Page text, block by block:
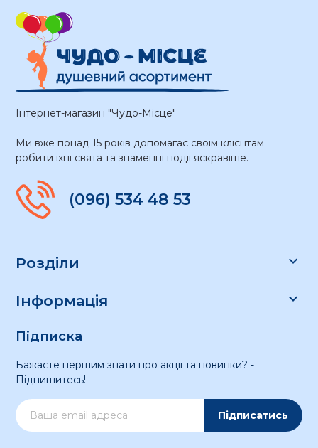
Інтернет-магазин "Чудо-Місце"
Ми вже понад 15 років допомагає своїм клієнтам
робити їхні свята та знаменні події яскравіше.
(096) 534 48 53
Розділи 
Інформація 
Підписка
Бажаєте першим знати про акції та новинки? -
Підпишитесь!
Підписатись